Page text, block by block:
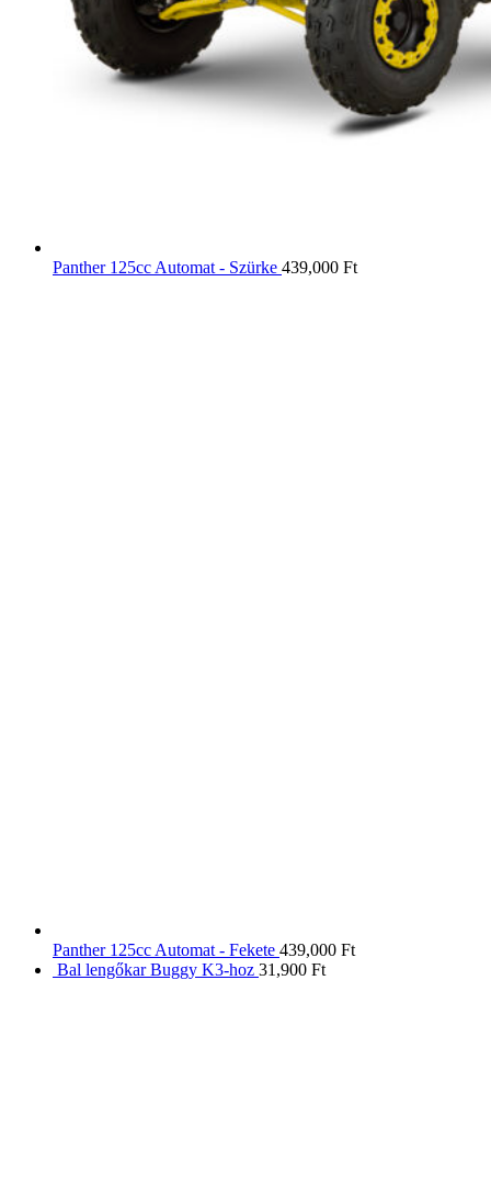
Panther 125cc Automat - Szürke 439,000 Ft
Panther 125cc Automat - Fekete 439,000 Ft
Bal lengőkar Buggy K3-hoz 31,900 Ft